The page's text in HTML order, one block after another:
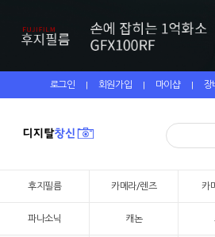
로그인 | 회원가입 | 마이샵 | 장
후지필름 카메라/렌즈 카
파나소닉 캐논